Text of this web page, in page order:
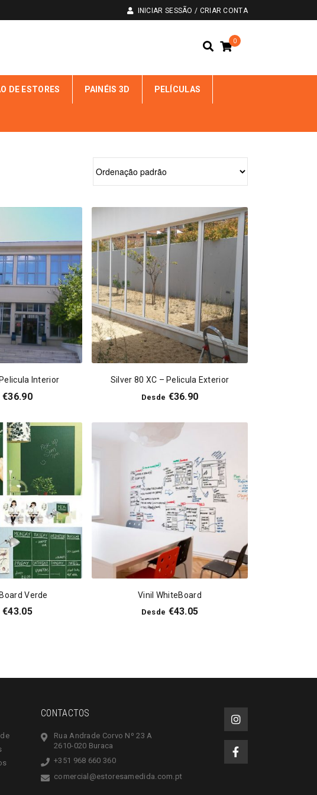
INICIAR SESSÃO / CRIAR CONTA
0
DE ESTORES PAINÉIS 3D PELÍCULAS
Interior
€36.90
Silver 80 XC – Pelicula Exterior
Desde €36.90
Verde
€43.05
Vinil WhiteBoard
Desde €43.05
CONTACTOS
Rua Andrade Corvo Nº 23 A
2610-020 Buraca
+351 968 660 360
comercial@estoresamedida.com.pt